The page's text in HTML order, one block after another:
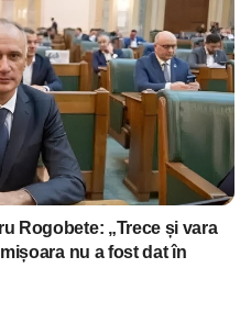
Rogobete: „Trece și vara
nu a fost dat în